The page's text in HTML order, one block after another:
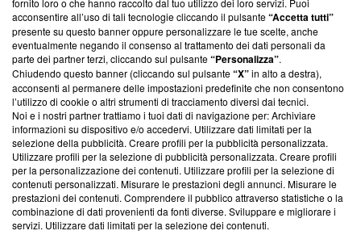
parte; Trust Project non ha ancora effettuato una verifica di
conformità agli standard.
Su di noi
Team editoriale
Corporate
Redazione
Informativa Privacy
Cookie Policy
fornito loro o che hanno raccolto dal tuo utilizzo dei loro servizi. Puoi
acconsentire all’uso di tali tecnologie cliccando il pulsante“Accetta tutti”
presente su questo banner oppure personalizzare le tue scelte, anche
eventualmente negando il consenso al trattamento dei dati personali da
parte dei partner terzi, cliccando sul pulsante“Personalizza”.
Chiudendo questo banner (cliccando sul pulsante“X”in alto a destra),
acconsenti al permanere delle impostazioni predefinite che non consentono
l’utilizzo di cookie o altri strumenti di tracciamento diversi dai tecnici.
Noi e i nostri partner trattiamo i tuoi dati di navigazione per: Archiviare
informazioni su dispositivo e/o accedervi. Utilizzare dati limitati per la
selezione della pubblicità. Creare profili per la pubblicità personalizzata.
Utilizzare profili per la selezione di pubblicità personalizzata. Creare profili
per la personalizzazione dei contenuti. Utilizzare profili per la selezione di
contenuti personalizzati. Misurare le prestazioni degli annunci. Misurare le
prestazioni dei contenuti. Comprendere il pubblico attraverso statistiche o la
combinazione di dati provenienti da fonti diverse. Sviluppare e migliorare i
servizi. Utilizzare dati limitati per la selezione dei contenuti.